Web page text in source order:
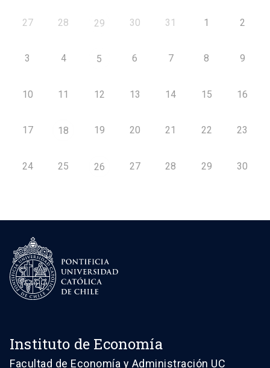
27 28 29 30 31 1 2
3 4 5 6 7 8 9
10 11 12 13 14 15 16
17 18 19 20 21 22 23
24 25 26 27 28 29 30
Instituto de Economía
Facultad de Economía y Administración UC